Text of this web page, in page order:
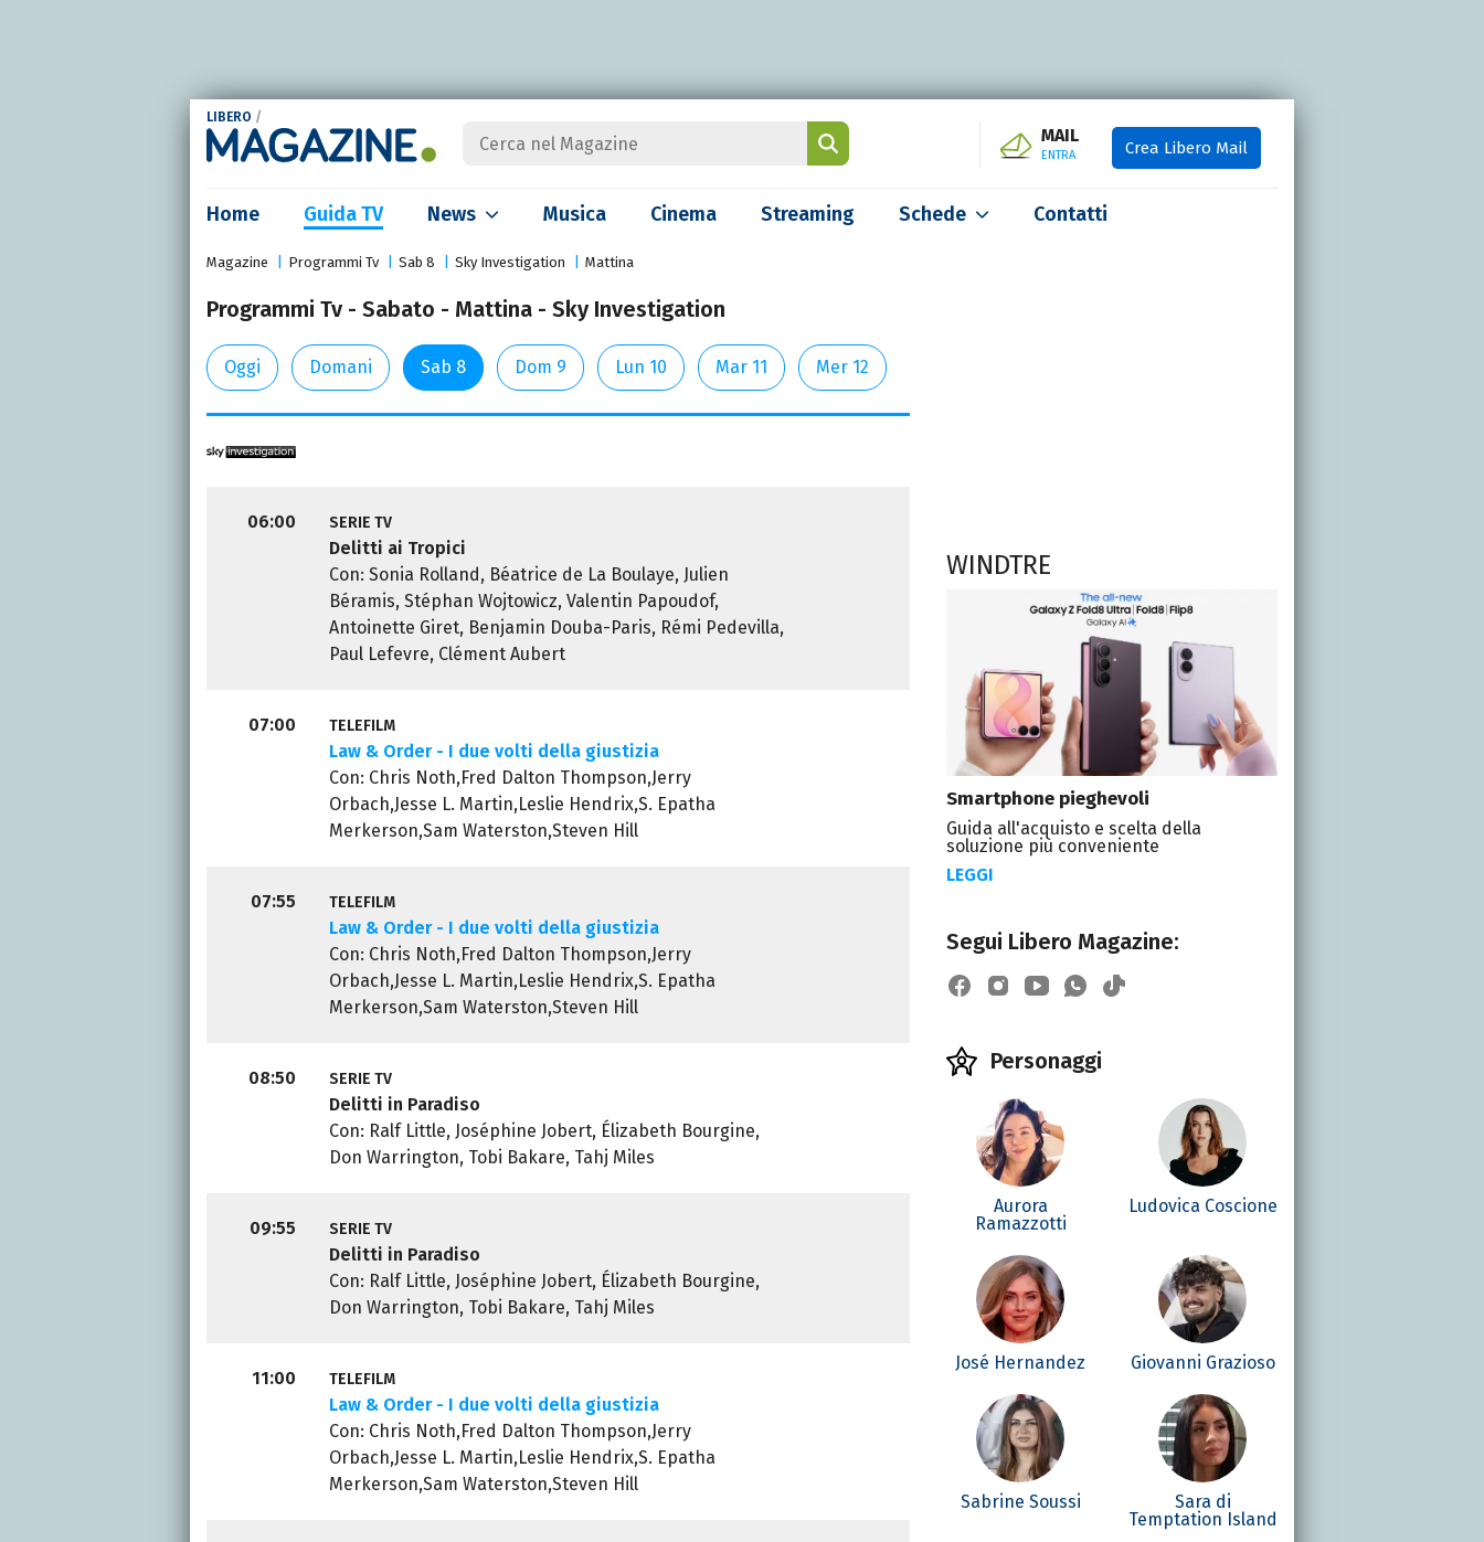
LIBERO /
MAIL
ENTRA Crea Libero Mail
Home Guida TV News Musica Cinema Streaming Schede Contatti
Magazine Programmi Tv Sab 8 Sky Investigation Mattina
Programmi Tv - Sabato - Mattina - Sky Investigation
Oggi Domani Sab 8 Dom 9 Lun 10 Mar 11 Mer 12
06:00 SERIE TV
Delitti ai Tropici
Con: Sonia Rolland, Béatrice de La Boulaye, Julien
Béramis, Stéphan Wojtowicz, Valentin Papoudof,
Antoinette Giret, Benjamin Douba-Paris, Rémi Pedevilla,
Paul Lefevre, Clément Aubert
07:00 TELEFILM
Law & Order - I due volti della giustizia
Con: Chris Noth,Fred Dalton Thompson,Jerry
Orbach,Jesse L. Martin,Leslie Hendrix,S. Epatha
Merkerson,Sam Waterston,Steven Hill
07:55 TELEFILM
Law & Order - I due volti della giustizia
Con: Chris Noth,Fred Dalton Thompson,Jerry
Orbach,Jesse L. Martin,Leslie Hendrix,S. Epatha
Merkerson,Sam Waterston,Steven Hill
08:50 SERIE TV
Delitti in Paradiso
Con: Ralf Little, Joséphine Jobert, Élizabeth Bourgine,
Don Warrington, Tobi Bakare, Tahj Miles
09:55 SERIE TV
Delitti in Paradiso
Con: Ralf Little, Joséphine Jobert, Élizabeth Bourgine,
Don Warrington, Tobi Bakare, Tahj Miles
11:00 TELEFILM
Law & Order - I due volti della giustizia
Con: Chris Noth,Fred Dalton Thompson,Jerry
Orbach,Jesse L. Martin,Leslie Hendrix,S. Epatha
Merkerson,Sam Waterston,Steven Hill
WINDTRE
Smartphone pieghevoli
Guida all'acquisto e scelta della
soluzione più conveniente
LEGGI
Segui Libero Magazine:
Personaggi
Aurora
Ramazzotti
Ludovica Coscione
José Hernandez Giovanni Grazioso
Sabrine Soussi
Sara di
Temptation Island